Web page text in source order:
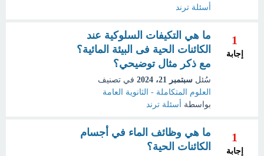
أسئلة ترند
1
إجابة
ما هي التكيفات السلوكية عند
الكائنات الحية فى البيئة المائية؟
مع ذكر مثال توضيحي؟
سُئل سبتمبر 21، 2024
في تصنيف
العلوم المتكاملة - الثانوية العامة
بواسطة
أسئلة ترند
1
إجابة
ما هي وظائف الماء في أجسام
الكائنات الحية؟